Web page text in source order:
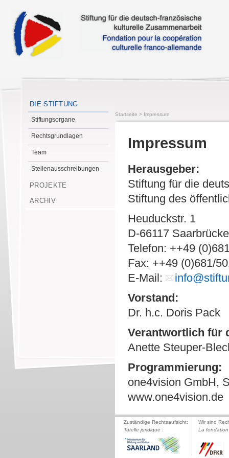
DIE STIFTUNG
Stiftungsorgane
Rechtsgrundlagen
Team
Stellenausschreibungen
PROJEKTE
ARCHIV
Startseite > Impressum
Impressum
Herausgeber:
Stiftung für die
Stiftung des
Heuduckstr. 1
D-66117
Telefon: ++49
Fax: ++49 (0)681/
E-Mail:
Vorstand:
Dr. h.c. Doris Pack
Verantwortlich für
Anette Steuper-
Programmierung:
one4vision GmbH,
www.one4vision.de
Zuständige Rechtsaufsicht:
Tutelle juridique :
Wir sind
La